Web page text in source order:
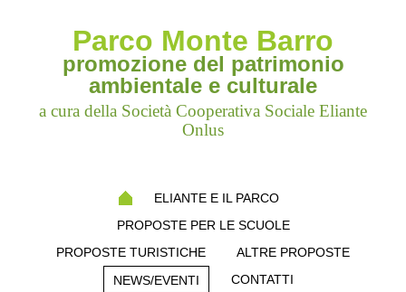
Parco Monte Barro
promozione del patrimonio
ambientale e culturale
a cura della Società Cooperativa Sociale Eliante
Onlus
ELIANTE E IL PARCO
PROPOSTE PER LE SCUOLE
PROPOSTE TURISTICHE
ALTRE PROPOSTE
NEWS/EVENTI
CONTATTI